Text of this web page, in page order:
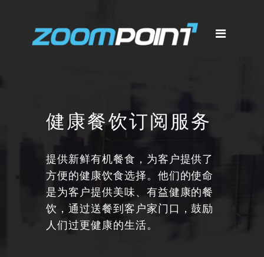
健康餐饮订阅服务
提供新鲜有机餐食，为客户提供了
方便的健康饮食选择。他们的使命
是为客户提供美味、有益健康的餐
饮，通过送餐到客户家门口，鼓励
人们过更健康的生活。